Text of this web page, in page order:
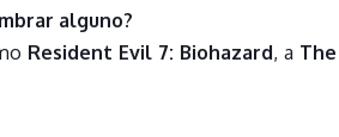
alguno?
Resident Evil 7: Biohazard, a The